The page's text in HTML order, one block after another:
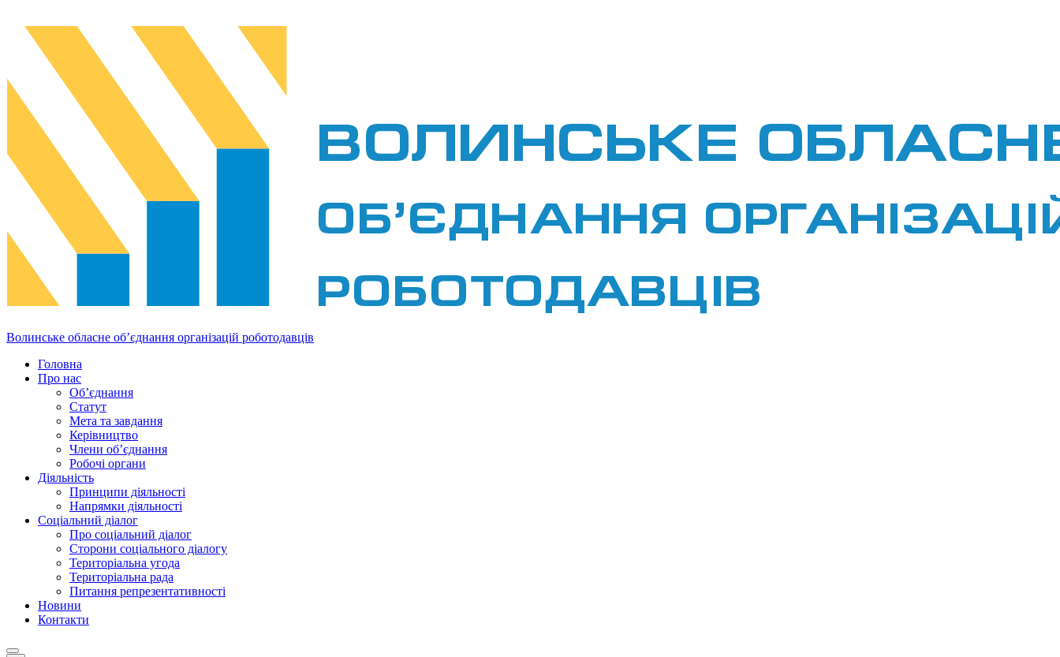
Волинське обласне об’єднання організацій роботодавців
Головна
Про нас
Об’єднання
Статут
Мета та завдання
Керівництво
Члени об’єднання
Робочі органи
Діяльність
Принципи діяльності
Напрямки діяльності
Соціальний діалог
Про соціальний діалог
Сторони соціального діалогу
Територіальна угода
Територіальна рада
Питання репрезентативності
Новини
Контакти